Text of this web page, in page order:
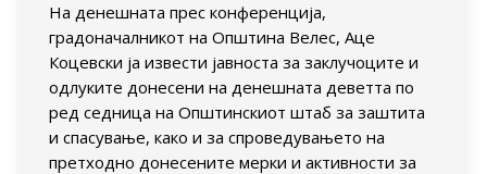
На денешната прес конференција,
градоначалникот на Општина Велес, Аце
Коцевски ја извести јавноста за заклучоците и
одлуките донесени на денешната деветта по
ред седница на Општинскиот штаб за заштита
и спасување, како и за спроведувањето на
претходно донесените мерки и активности за